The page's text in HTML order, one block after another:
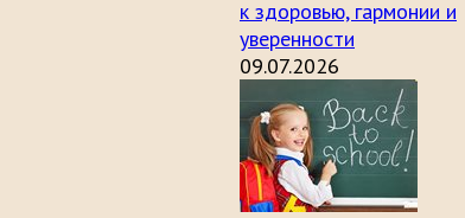
к здоровью, гармонии и
уверенности
09.07.2026